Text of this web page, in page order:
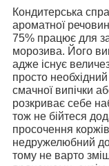
Кондитерська
ароматної
75% працює для
морозива. Його
адже існує
просто
смачної випічки
розкриває себе
тож не бійтеся
просочення коржів
недружелюбний до
тому не варто